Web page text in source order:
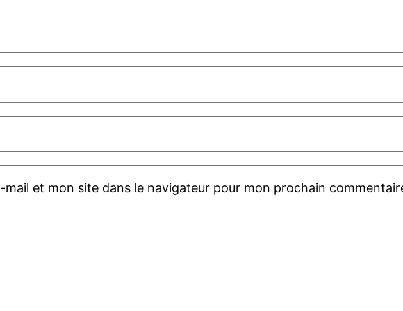
et mon site dans le navigateur pour mon prochain